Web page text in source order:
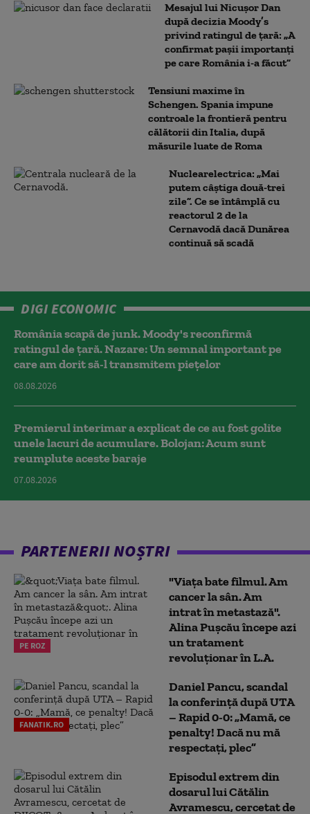
Mesajul lui Nicușor Dan
după decizia Moody’s
privind ratingul de țară: „A
confirmat pașii importanți
pe care România i-a făcut”
Tensiuni maxime în
Schengen. Spania impune
controale la frontieră pentru
călătorii din Italia, după
măsurile luate de Roma
Nuclearelectrica: „Mai
putem câștiga două-trei
zile”. Ce se întâmplă cu
reactorul 2 de la
Cernavodă dacă Dunărea
continuă să scadă
DIGI ECONOMIC
România scapă de junk. Moody's reconfirmă
ratingul de țară. Nazare: Un semnal important pe
care am dorit să-l transmitem piețelor
08.08.2026
Premierul interimar a explicat de ce au fost golite
unele lacuri de acumulare. Bolojan: Acum sunt
reumplute aceste baraje
07.08.2026
PARTENERII NOȘTRI
PE ROZ
"Viața bate filmul. Am
cancer la sân. Am
intrat în metastază".
Alina Pușcău începe azi
un tratament
revoluționar în L.A.
FANATIK.RO
Daniel Pancu, scandal
la conferință după UTA
– Rapid 0-0: „Mamă, ce
penalty! Dacă nu mă
respectați, plec”
Episodul extrem din
dosarul lui Cătălin
Avramescu, cercetat de